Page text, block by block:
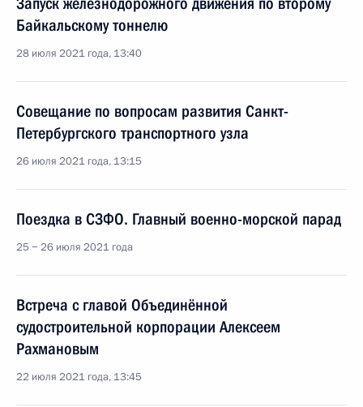
Байкальскому тоннелю
28 июля 2021 года, 13:40
Совещание по вопросам развития Санкт-
Петербургского транспортного узла
26 июля 2021 года, 13:15
Поездка в СЗФО. Главный военно-морской парад
25 − 26 июля 2021 года
Встреча с главой Объединённой
судостроительной корпорации Алексеем
Рахмановым
22 июля 2021 года, 13:45